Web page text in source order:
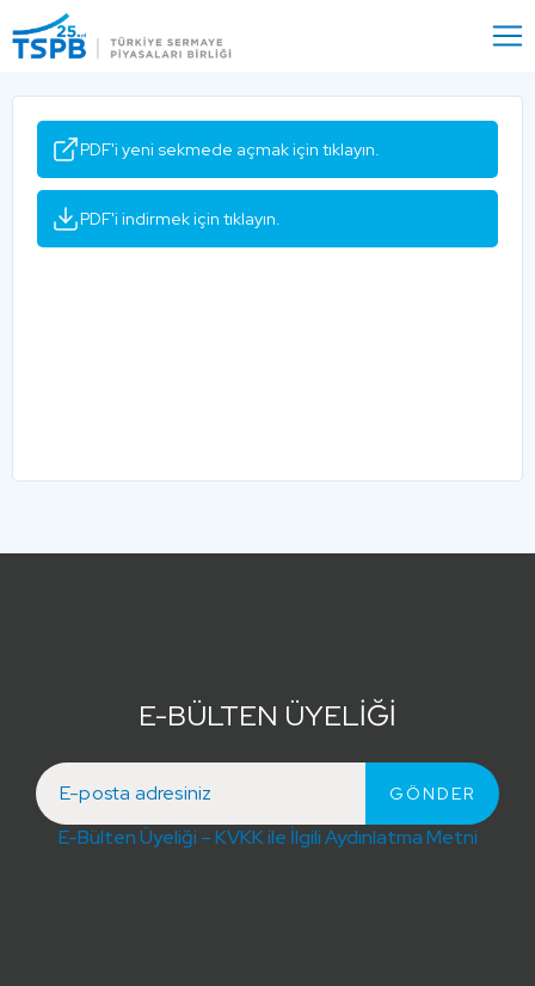
Close
PDF'i yeni sekmede açmak için tıklayın.
PDF'i indirmek için tıklayın.
E-BÜLTEN ÜYELİĞİ
E-Bülten Üyeliği – KVKK ile İlgili Aydınlatma Metni